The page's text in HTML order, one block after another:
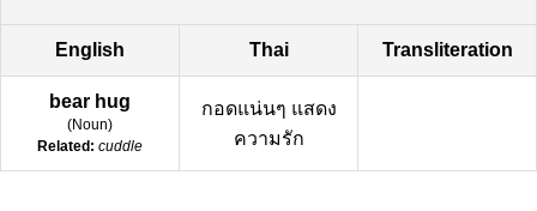
English Thai Transliteration
bear hug
(Noun)
Related: cuddle
กอดแน่นๆ แสดง
ความรัก